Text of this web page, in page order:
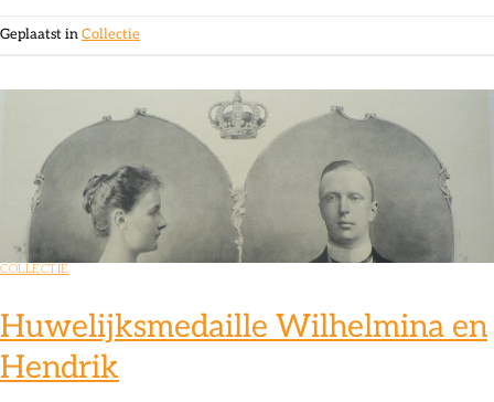
Geplaatst inCollectie
COLLECTIE
Huwelijksmedaille Wilhelmina en
Hendrik